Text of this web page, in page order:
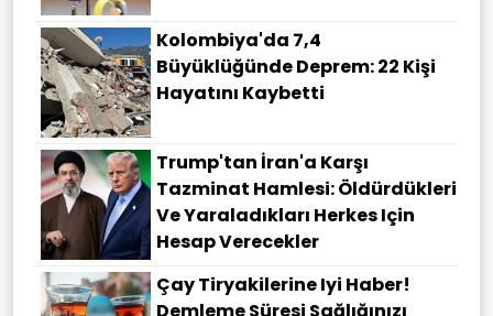
Kolombiya'da 7,4
Büyüklüğünde Deprem: 22 Kişi
Hayatını Kaybetti
Trump'tan İran'a Karşı
Tazminat Hamlesi: Öldürdükleri
Ve Yaraladıkları Herkes Için
Hesap Verecekler
Çay Tiryakilerine Iyi Haber!